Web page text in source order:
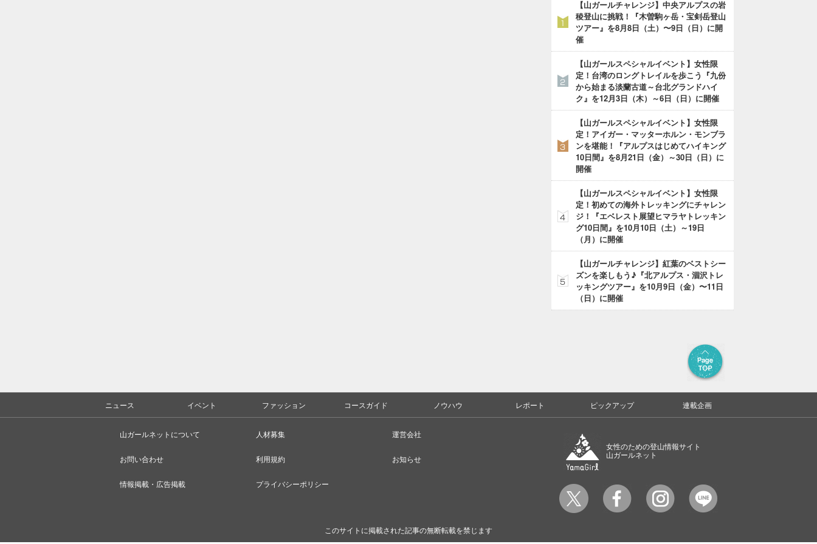
【山ガールチャレンジ】中央アルプスの岩
稜登山に挑戦！『木曽駒ヶ岳・宝剣岳登山
ツアー』を8月8日（土）〜9日（日）に開
催
【山ガールスペシャルイベント】女性限
定！台湾のロングトレイルを歩こう『九份
から始まる淡蘭古道～台北グランドハイ
ク』を12月3日（木）～6日（日）に開催
【山ガールスペシャルイベント】女性限
定！アイガー・マッターホルン・モンブラ
ンを堪能！『アルプスはじめてハイキング
10日間』を8月21日（金）～30日（日）に
開催
【山ガールスペシャルイベント】女性限
定！初めての海外トレッキングにチャレン
ジ！『エベレスト展望ヒマラヤトレッキン
グ10日間』を10月10日（土）～19日
（月）に開催
【山ガールチャレンジ】紅葉のベストシー
ズンを楽しもう♪『北アルプス・涸沢トレ
ッキングツアー』を10月9日（金）〜11日
（日）に開催
ニュース イベント ファッション コースガイド ノウハウ レポート ピックアップ 連載企画
女性のための登山情報サイト
山ガールネット
山ガールネットについて
お問い合わせ
情報掲載・広告掲載
人材募集
利用規約
プライバシーポリシー
運営会社
お知らせ
このサイトに掲載された記事の無断転載を禁じます